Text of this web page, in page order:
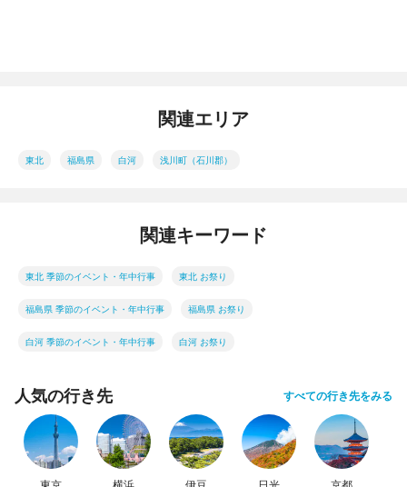
関連エリア
東北 福島県 白河 浅川町（石川郡）
関連キーワード
東北 季節のイベント・年中行事 東北 お祭り
福島県 季節のイベント・年中行事 福島県 お祭り
白河 季節のイベント・年中行事 白河 お祭り
人気の行き先 すべての行き先をみる
東京 横浜 伊豆 日光 京都